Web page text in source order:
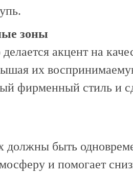
зоны
акцент на
их
фирменный стиль и
должны быть
и помогает